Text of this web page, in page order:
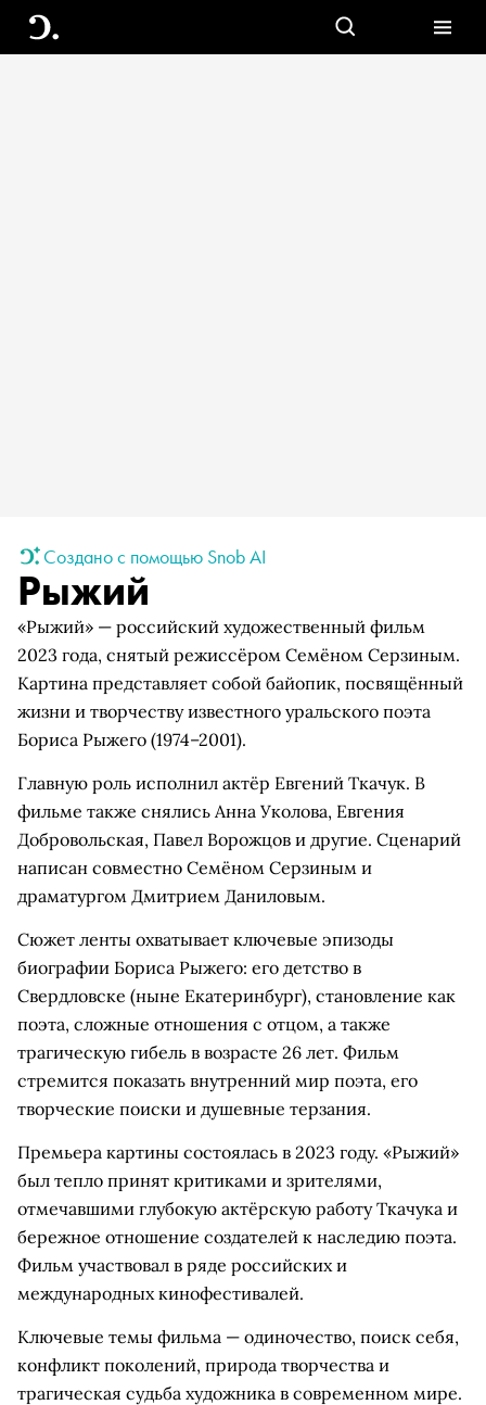
Создано с помощью Snob AI
Рыжий
«Рыжий» — российский художественный фильм
2023 года, снятый режиссёром Семёном Серзиным.
Картина представляет собой байопик, посвящённый
жизни и творчеству известного уральского поэта
Бориса Рыжего (1974–2001).
Главную роль исполнил актёр Евгений Ткачук. В
фильме также снялись Анна Уколова, Евгения
Добровольская, Павел Ворожцов и другие. Сценарий
написан совместно Семёном Серзиным и
драматургом Дмитрием Даниловым.
Сюжет ленты охватывает ключевые эпизоды
биографии Бориса Рыжего: его детство в
Свердловске (ныне Екатеринбург), становление как
поэта, сложные отношения с отцом, а также
трагическую гибель в возрасте 26 лет. Фильм
стремится показать внутренний мир поэта, его
творческие поиски и душевные терзания.
Премьера картины состоялась в 2023 году. «Рыжий»
был тепло принят критиками и зрителями,
отмечавшими глубокую актёрскую работу Ткачука и
бережное отношение создателей к наследию поэта.
Фильм участвовал в ряде российских и
международных кинофестивалей.
Ключевые темы фильма — одиночество, поиск себя,
конфликт поколений, природа творчества и
трагическая судьба художника в современном мире.